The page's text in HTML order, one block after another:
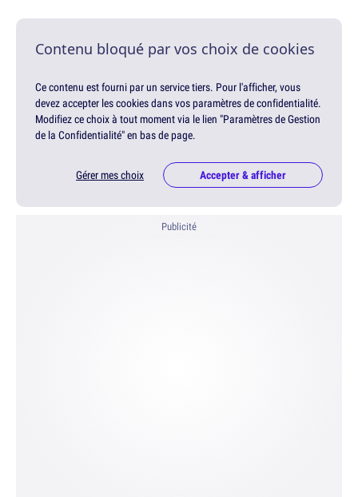
Contenu bloqué par vos choix de cookies
Ce contenu est fourni par un service tiers. Pour l'afficher, vous
devez accepter les cookies dans vos paramètres de confidentialité.
Modifiez ce choix à tout moment via le lien "Paramètres de Gestion
de la Confidentialité" en bas de page.
Gérer mes choix Accepter & afficher
Publicité